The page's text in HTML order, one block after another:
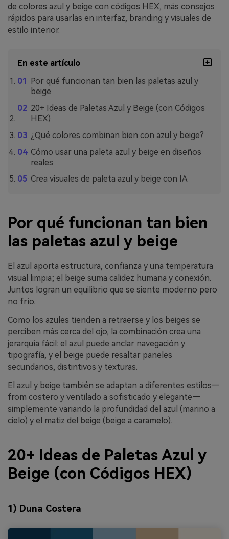
de colores azul y beige con códigos HEX, más consejos
rápidos para usarlas en interfaz, branding y visuales de
estilo interior.
En este artículo
Por qué funcionan tan bien las paletas azul y
beige
20+ Ideas de Paletas Azul y Beige (con Códigos
HEX)
¿Qué colores combinan bien con azul y beige?
Cómo usar una paleta azul y beige en diseños
reales
Crea visuales de paleta azul y beige con IA
Por qué funcionan tan bien
las paletas azul y beige
El azul aporta estructura, confianza y una temperatura
visual limpia; el beige suma calidez humana y conexión.
Juntos logran un equilibrio que se siente moderno pero
no frío.
Como los azules tienden a retraerse y los beiges se
perciben más cerca del ojo, la combinación crea una
jerarquía fácil: el azul puede anclar navegación y
tipografía, y el beige puede resaltar paneles
secundarios, distintivos y texturas.
El azul y beige también se adaptan a diferentes estilos—
from costero y ventilado a sofisticado y elegante—
simplemente variando la profundidad del azul (marino a
cielo) y el matiz del beige (beige a caramelo).
20+ Ideas de Paletas Azul y
Beige (con Códigos HEX)
1) Duna Costera